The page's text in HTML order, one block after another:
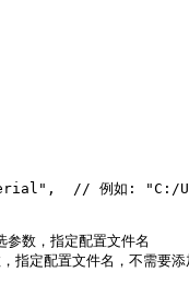
// 例如:
，指定配置文件名
定配置文件名，不需要